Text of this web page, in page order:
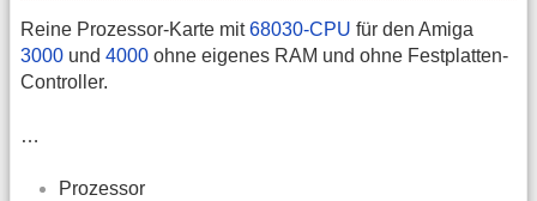
Reine Prozessor-Karte mit68030-CPU für den Amiga
3000 und 4000 ohne eigenes RAM und ohne Festplatten-
Controller.
…
Prozessor